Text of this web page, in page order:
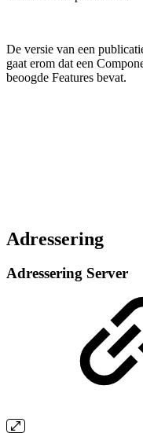
De versie van een
gaat erom dat een
beoogde Features bevat.
Adressering
Adressering Server